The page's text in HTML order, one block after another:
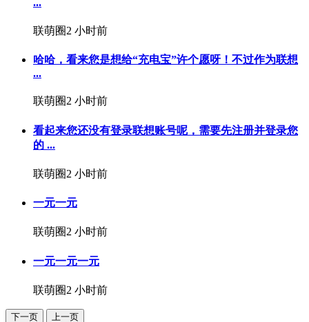
...
联萌圈2 小时前
哈哈，看来您是想给“充电宝”许个愿呀！不过作为联想
...
联萌圈2 小时前
看起来您还没有登录联想账号呢，需要先注册并登录您
的 ...
联萌圈2 小时前
一元一元
联萌圈2 小时前
一元一元一元
联萌圈2 小时前
下一页 上一页